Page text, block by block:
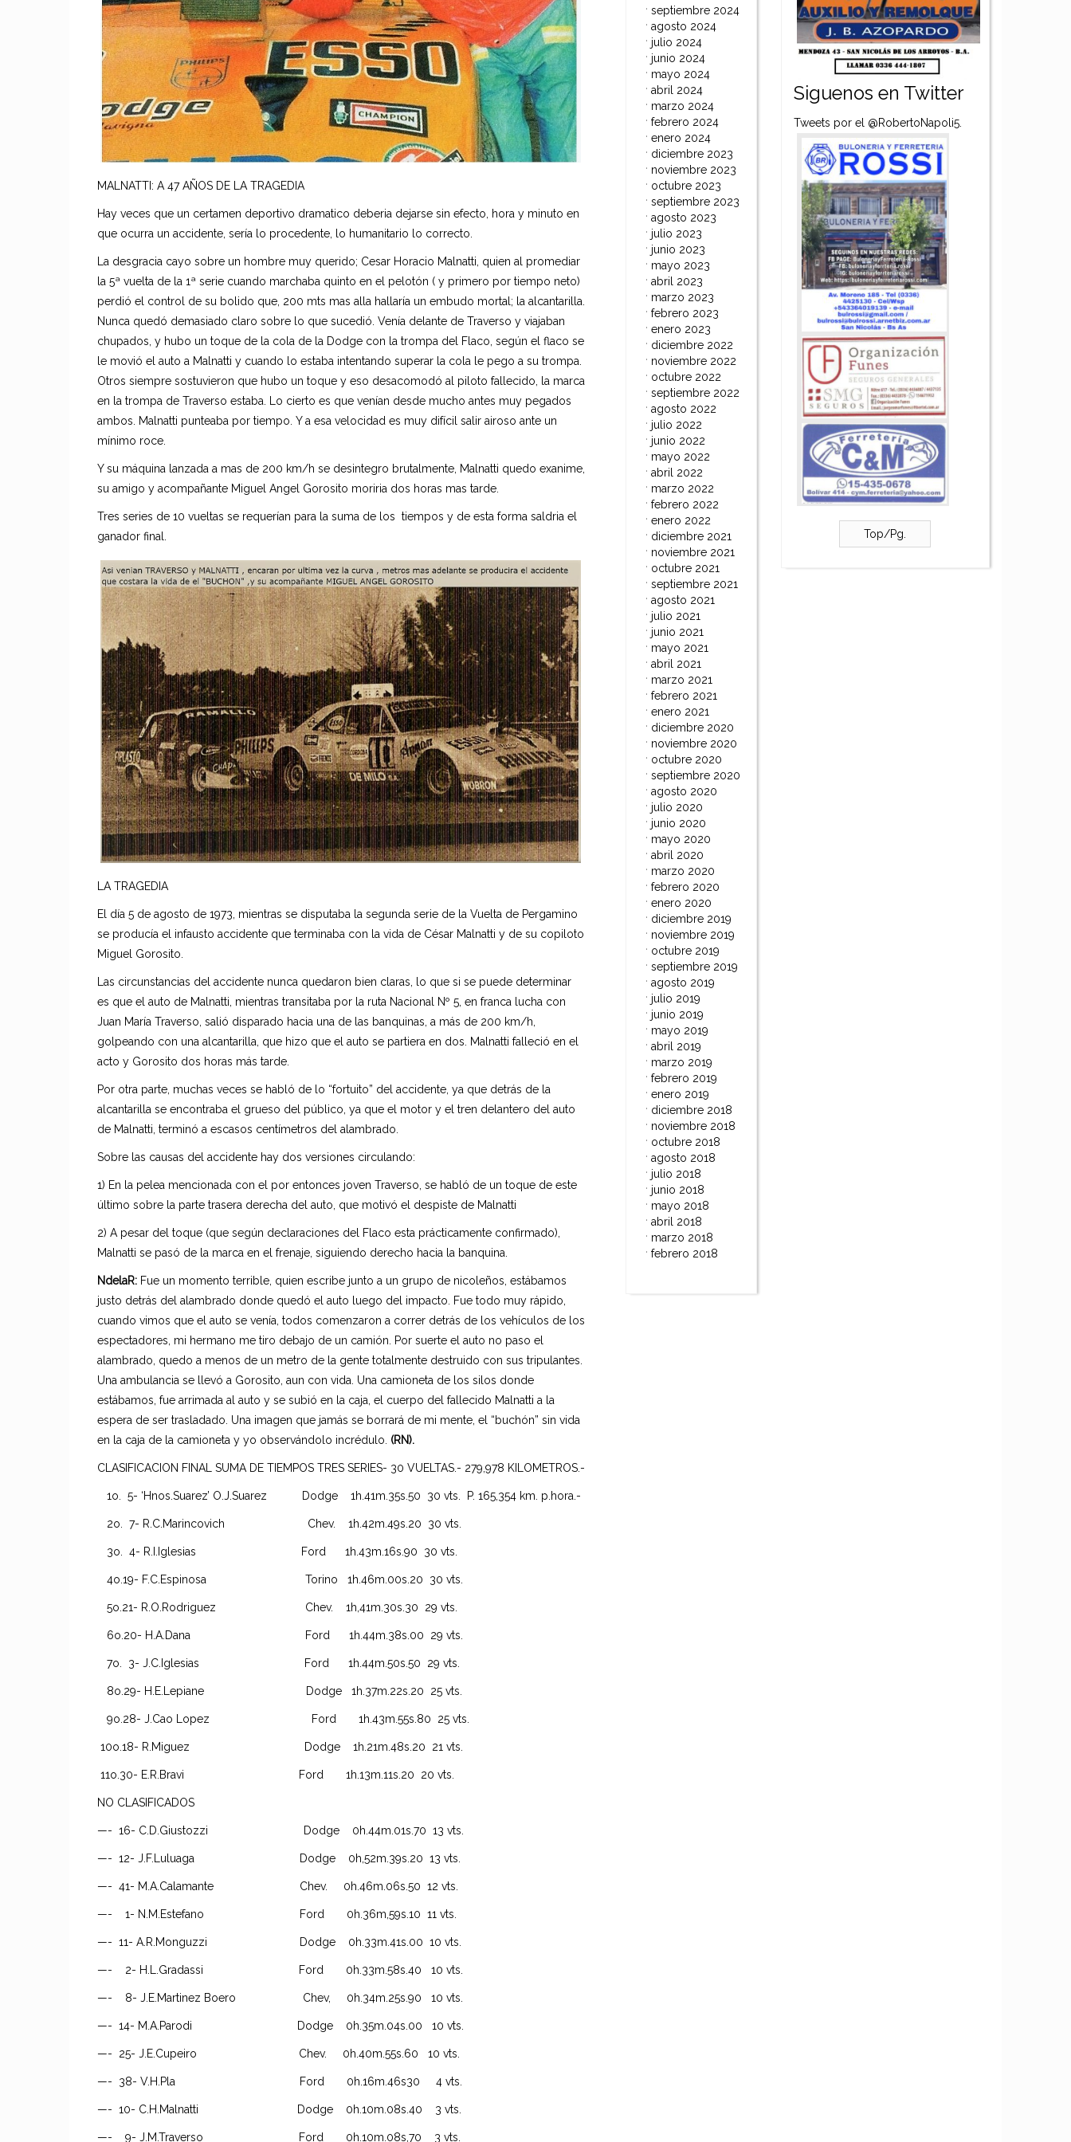
MALNATTI: A 47 AÑOS DE LA TRAGEDIA
Hay veces que un certamen deportivo dramatico deberia dejarse sin efecto, hora y minuto en
que ocurra un accidente, sería lo procedente, lo humanitario lo correcto.
La desgracia cayo sobre un hombre muy querido; Cesar Horacio Malnatti, quien al promediar
la 5ª vuelta de la 1ª serie cuando marchaba quinto en el pelotón ( y primero por tiempo neto)
perdió el control de su bolido que, 200 mts mas alla hallaría un embudo mortal; la alcantarilla.
Nunca quedó demasiado claro sobre lo que sucedió. Venía delante de Traverso y viajaban
chupados, y hubo un toque de la cola de la Dodge con la trompa del Flaco, según el flaco se
le movió el auto a Malnatti y cuando lo estaba intentando superar la cola le pego a su trompa.
Otros siempre sostuvieron que hubo un toque y eso desacomodó al piloto fallecido, la marca
en la trompa de Traverso estaba. Lo cierto es que venían desde mucho antes muy pegados
ambos. Malnatti punteaba por tiempo. Y a esa velocidad es muy difícil salir airoso ante un
mínimo roce.
Y su máquina lanzada a mas de 200 km/h se desintegro brutalmente, Malnatti quedo exanime,
su amigo y acompañante Miguel Angel Gorosito moriria dos horas mas tarde.
Tres series de 10 vueltas se requerían para la suma de los tiempos y de esta forma saldria el
ganador final.
LA TRAGEDIA
El día 5 de agosto de 1973, mientras se disputaba la segunda serie de la Vuelta de Pergamino
se producía el infausto accidente que terminaba con la vida de César Malnatti y de su copiloto
Miguel Gorosito.
Las circunstancias del accidente nunca quedaron bien claras, lo que si se puede determinar
es que el auto de Malnatti, mientras transitaba por la ruta Nacional Nº 5, en franca lucha con
Juan María Traverso, salió disparado hacia una de las banquinas, a más de 200 km/h,
golpeando con una alcantarilla, que hizo que el auto se partiera en dos. Malnatti falleció en el
acto y Gorosito dos horas más tarde.
Por otra parte, muchas veces se habló de lo “fortuito” del accidente, ya que detrás de la
alcantarilla se encontraba el grueso del público, ya que el motor y el tren delantero del auto
de Malnatti, terminó a escasos centímetros del alambrado.
Sobre las causas del accidente hay dos versiones circulando:
1) En la pelea mencionada con el por entonces joven Traverso, se habló de un toque de este
último sobre la parte trasera derecha del auto, que motivó el despiste de Malnatti
2) A pesar del toque (que según declaraciones del Flaco esta prácticamente confirmado),
Malnatti se pasó de la marca en el frenaje, siguiendo derecho hacia la banquina.
NdelaR: Fue un momento terrible, quien escribe junto a un grupo de nicoleños, estábamos
justo detrás del alambrado donde quedó el auto luego del impacto. Fue todo muy rápido,
cuando vimos que el auto se venía, todos comenzaron a correr detrás de los vehículos de los
espectadores, mi hermano me tiro debajo de un camión. Por suerte el auto no paso el
alambrado, quedo a menos de un metro de la gente totalmente destruido con sus tripulantes.
Una ambulancia se llevó a Gorosito, aun con vida. Una camioneta de los silos donde
estábamos, fue arrimada al auto y se subió en la caja, el cuerpo del fallecido Malnatti a la
espera de ser trasladado. Una imagen que jamás se borrará de mi mente, el “buchón” sin vida
en la caja de la camioneta y yo observándolo incrédulo. (RN).
CLASIFICACION FINAL SUMA DE TIEMPOS TRES SERIES- 30 VUELTAS.- 279,978 KILOMETROS.-
1o. 5- ‘Hnos.Suarez’ O.J.Suarez Dodge 1h.41m.35s.50 30 vts. P. 165,354 km. p.hora.-
2o. 7- R.C.Marincovich Chev. 1h.42m.49s.20 30 vts.
3o. 4- R.I.Iglesias Ford 1h.43m.16s.90 30 vts.
4o.19- F.C.Espinosa Torino 1h.46m.00s.20 30 vts.
5o.21- R.O.Rodriguez Chev. 1h,41m.30s.30 29 vts.
6o.20- H.A.Dana Ford 1h.44m.38s.00 29 vts.
7o. 3- J.C.Iglesias Ford 1h.44m.50s.50 29 vts.
8o.29- H.E.Lepiane Dodge 1h.37m.22s.20 25 vts.
9o.28- J.Cao Lopez Ford 1h.43m.55s.80 25 vts.
10o.18- R.Miguez Dodge 1h.21m.48s.20 21 vts.
11o.30- E.R.Bravi Ford 1h.13m.11s.20 20 vts.
NO CLASIFICADOS
—- 16- C.D.Giustozzi Dodge 0h.44m.01s.70 13 vts.
—- 12- J.F.Luluaga Dodge 0h,52m.39s.20 13 vts.
—- 41- M.A.Calamante Chev. 0h.46m.06s.50 12 vts.
—- 1- N.M.Estefano Ford 0h.36m,59s.10 11 vts.
—- 11- A.R.Monguzzi Dodge 0h.33m.41s.00 10 vts.
—- 2- H.L.Gradassi Ford 0h.33m.58s.40 10 vts.
—- 8- J.E.Martinez Boero Chev, 0h.34m.25s.90 10 vts.
—- 14- M.A.Parodi Dodge 0h.35m.04s.00 10 vts.
—- 25- J.E.Cupeiro Chev. 0h.40m.55s.60 10 vts.
—- 38- V.H.Pla Ford 0h.16m.46s30 4 vts.
—- 10- C.H.Malnatti Dodge 0h.10m.08s.40 3 vts.
—- 9- J.M.Traverso Ford 0h.10m.08s,70 3 vts.
septiembre 2024
agosto 2024
julio 2024
junio 2024
mayo 2024
abril 2024
marzo 2024
febrero 2024
enero 2024
diciembre 2023
noviembre 2023
octubre 2023
septiembre 2023
agosto 2023
julio 2023
junio 2023
mayo 2023
abril 2023
marzo 2023
febrero 2023
enero 2023
diciembre 2022
noviembre 2022
octubre 2022
septiembre 2022
agosto 2022
julio 2022
junio 2022
mayo 2022
abril 2022
marzo 2022
febrero 2022
enero 2022
diciembre 2021
noviembre 2021
octubre 2021
septiembre 2021
agosto 2021
julio 2021
junio 2021
mayo 2021
abril 2021
marzo 2021
febrero 2021
enero 2021
diciembre 2020
noviembre 2020
octubre 2020
septiembre 2020
agosto 2020
julio 2020
junio 2020
mayo 2020
abril 2020
marzo 2020
febrero 2020
enero 2020
diciembre 2019
noviembre 2019
octubre 2019
septiembre 2019
agosto 2019
julio 2019
junio 2019
mayo 2019
abril 2019
marzo 2019
febrero 2019
enero 2019
diciembre 2018
noviembre 2018
octubre 2018
agosto 2018
julio 2018
junio 2018
mayo 2018
abril 2018
marzo 2018
febrero 2018
Siguenos en Twitter
Tweets por el @RobertoNapoli5.
Top/Pg.